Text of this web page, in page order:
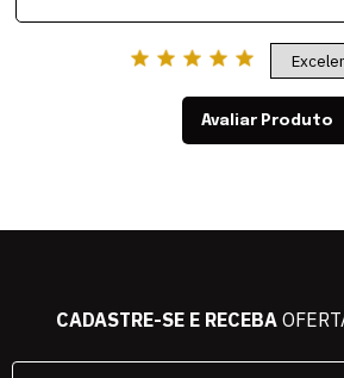
Avaliar Produto
CADASTRE-SE E RECEBA